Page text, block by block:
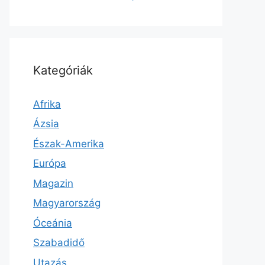
Kategóriák
Afrika
Ázsia
Észak-Amerika
Európa
Magazin
Magyarország
Óceánia
Szabadidő
Utazás